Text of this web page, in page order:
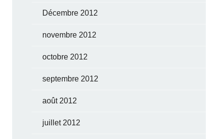
Décembre 2012
novembre 2012
octobre 2012
septembre 2012
août 2012
juillet 2012